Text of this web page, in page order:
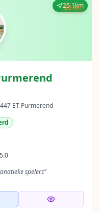
25.1km
ET Purmerend
spelers"
25 km